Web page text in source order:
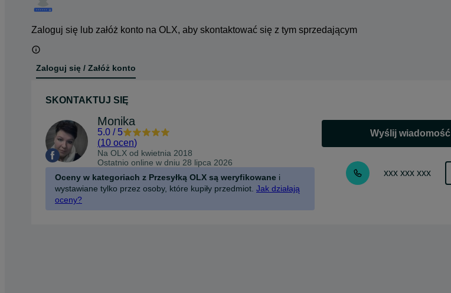
Zaloguj się lub załóż konto na OLX, aby skontaktować się z tym sprzedającym
Zaloguj się / Załóż konto
SKONTAKTUJ SIĘ
Monika
5.0 / 5
(10 ocen)
Na OLX od kwietnia 2018
Ostatnio online w dniu 28 lipca 2026
Oceny w kategoriach z Przesyłką OLX są weryfikowane i
wystawiane tylko przez osoby, które kupiły przedmiot. Jak działają
oceny?
Wyślij wiadomość
xxx xxx xxx